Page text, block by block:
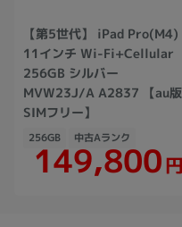
【第5世代】 iPad Pro(M4)
11インチ Wi-Fi+Cellular
256GB シルバー
MVW23J/A A2837 【au版
SIMフリー】
256GB 中古Aランク
149,800円